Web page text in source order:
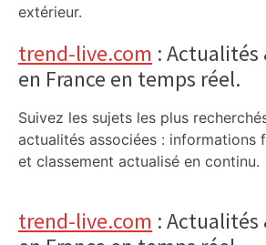
extérieur.
trend-live.com : Actualités
en France en temps réel.
Suivez les sujets les plus
actualités associées : informations
et classement actualisé en continu.
trend-live.com : Actualités